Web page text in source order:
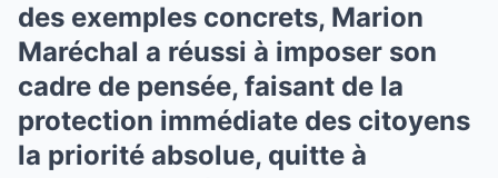
des exemples concrets, Marion
Maréchal a réussi à imposer son
cadre de pensée, faisant de la
protection immédiate des citoyens
la priorité absolue, quitte à